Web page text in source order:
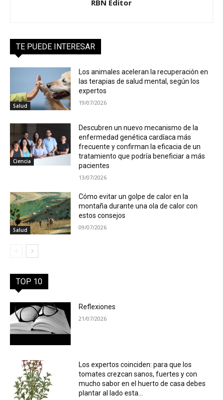
RBN Editor
TE PUEDE INTERESAR
Salud
Los animales aceleran la recuperación en
las terapias de salud mental, según los
expertos
19/07/2026
Ciencia
Descubren un nuevo mecanismo de la
enfermedad genética cardíaca más
frecuente y confirman la eficacia de un
tratamiento que podría beneficiar a más
pacientes
13/07/2026
Salud
Cómo evitar un golpe de calor en la
montaña durante una ola de calor con
estos consejos
09/07/2026
TOP 10
Reflexiones
21/07/2026
Los expertos coinciden: para que los
tomates crezcan sanos, fuertes y con
mucho sabor en el huerto de casa debes
plantar al lado esta...